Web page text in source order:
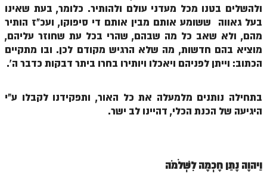
פרשת שמיני מתחילים
פרשת שמיני מתקדמים
זוהר אחרי מות למתחילים
ולהשלים בטנו מכל מעדני עולם ולהותיר. כלומר, בעת שאינו
בעל גאווה ששומע אותם מבין אותם די סיפוקו, ועכ"ז הותיר
מהם, ולא שאב כל מה שבהם, שהרי בכל עת שחוזר עליהם,
מוציא בהם חדשות, מה שלא הרגיש מקודם לכן. ובו מתקיים
הכתוב: וייתן לפניהם ויאכלו ויותירו בחרו ביתר דבקות כדבר ה'.
בתחילה נותנים מלמעלה את כל האור, ותפקידנו לקבלו ע"י
היגיעה של הכנת הכלי, דהיינו לב ישר.
וַיהוָה נָתַן חָכְמָה לִשְׁלֹמֹה